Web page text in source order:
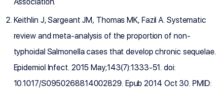
Association.
Keithlin J, Sargeant JM, Thomas MK, Fazil A. Systematic
review and meta-analysis of the proportion of non-
typhoidal Salmonella cases that develop chronic sequelae.
Epidemiol Infect. 2015 May;143(7):1333-51. doi:
10.1017/S0950268814002829. Epub 2014 Oct 30. PMID: